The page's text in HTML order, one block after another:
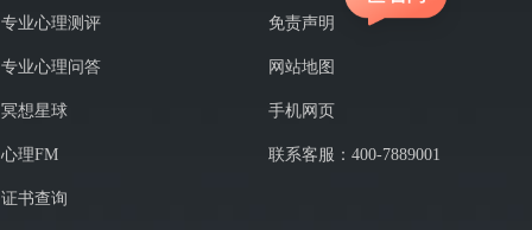
专业心理测评
专业心理问答
冥想星球
心理FM
证书查询
免责声明
网站地图
手机网页
联系客服：400-7889001